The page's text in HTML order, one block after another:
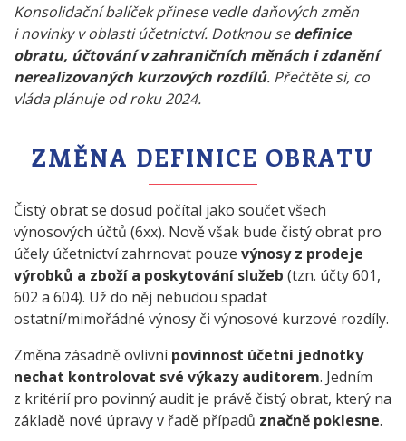
Konsolidační balíček přinese vedle daňových změn
i novinky v oblasti účetnictví. Dotknou sedefinice
obratu, účtování v zahraničních měnách i zdanění
nerealizovaných kurzových rozdílů. Přečtěte si, co
vláda plánuje od roku 2024.
ZMĚNA DEFINICE OBRATU
Čistý obrat se dosud počítal jako součet všech
výnosových účtů (6xx). Nově však bude čistý obrat pro
účely účetnictví zahrnovat pouze výnosy z prodeje
výrobků a zboží a poskytování služeb (tzn. účty 601,
602 a 604). Už do něj nebudou spadat
ostatní/mimořádné výnosy či výnosové kurzové rozdíly.
Změna zásadně ovlivnípovinnost účetní jednotky
nechat kontrolovat své výkazy auditorem. Jedním
z kritérií pro povinný audit je právě čistý obrat, který na
základě nové úpravy v řadě případů značně poklesne.